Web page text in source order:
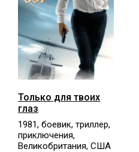
Только для твоих
глаз
1981, боевик, триллер,
приключения,
Великобритания, США